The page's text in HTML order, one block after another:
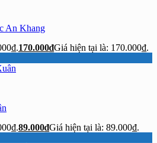
An Khang
170.000₫Giá hiện tại là: 170.000₫.
89.000₫Giá hiện tại là: 89.000₫.